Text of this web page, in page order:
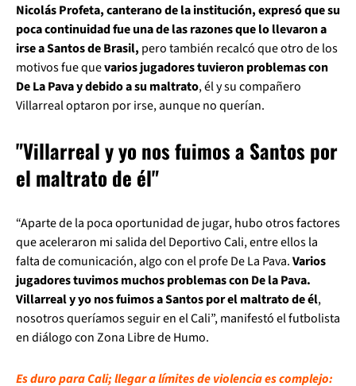
Nicolás Profeta, canterano de la institución, expresó que su
poca continuidad fue una de las razones que lo llevaron a
irse a Santos de Brasil, pero también recalcó que otro de los
motivos fue quevarios jugadores tuvieron problemas con
De La Pava y debido a su maltrato, él y su compañero
Villarreal optaron por irse, aunque no querían.
"Villarreal y yo nos fuimos a Santos por
el maltrato de él"
“Aparte de la poca oportunidad de jugar, hubo otros factores
que aceleraron mi salida del Deportivo Cali, entre ellos la
falta de comunicación, algo con el profe De La Pava.Varios
jugadores tuvimos muchos problemas con De la Pava.
Villarreal y yo nos fuimos a Santos por el maltrato de él,
nosotros queríamos seguir en el Cali”, manifestó el futbolista
en diálogo con Zona Libre de Humo.
Es duro para Cali; llegar a límites de violencia es complejo: